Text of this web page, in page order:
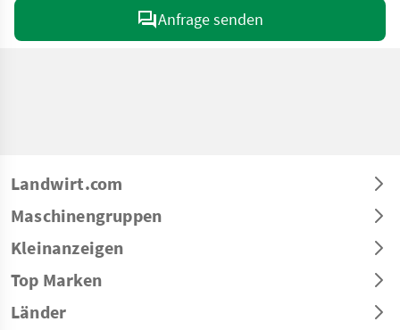
Anfrage senden
Landwirt.com
Maschinengruppen
Kleinanzeigen
Top Marken
Länder